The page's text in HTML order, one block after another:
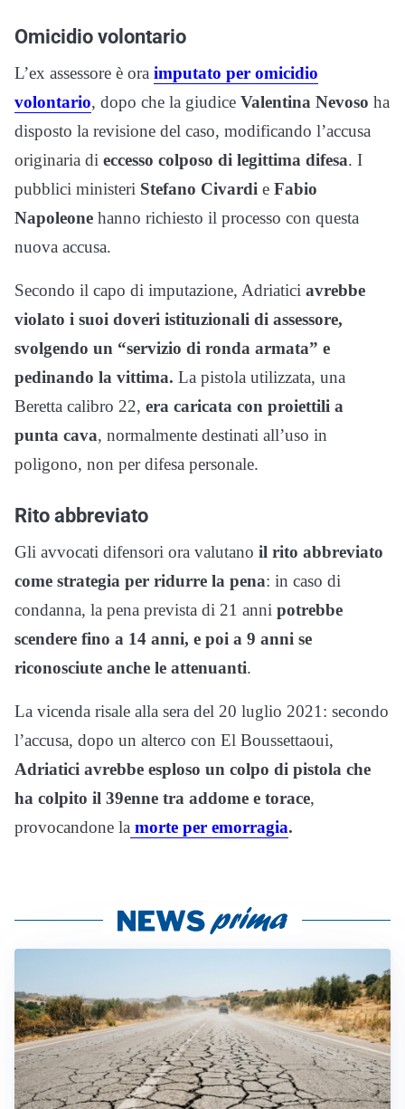
Omicidio volontario
L’ex assessore è ora imputato per omicidio
volontario, dopo che la giudice Valentina Nevoso ha
disposto la revisione del caso, modificando l’accusa
originaria di eccesso colposo di legittima difesa. I
pubblici ministeri Stefano Civardi e Fabio
Napoleone hanno richiesto il processo con questa
nuova accusa.
Secondo il capo di imputazione, Adriatici avrebbe
violato i suoi doveri istituzionali di assessore,
svolgendo un “servizio di ronda armata” e
pedinando la vittima. La pistola utilizzata, una
Beretta calibro 22, era caricata con proiettili a
punta cava, normalmente destinati all’uso in
poligono, non per difesa personale.
Rito abbreviato
Gli avvocati difensori ora valutano il rito abbreviato
come strategia per ridurre la pena: in caso di
condanna, la pena prevista di 21 anni potrebbe
scendere fino a 14 anni, e poi a 9 anni se
riconosciute anche le attenuanti.
La vicenda risale alla sera del 20 luglio 2021: secondo
l’accusa, dopo un alterco con El Boussettaoui,
Adriatici avrebbe esploso un colpo di pistola che
ha colpito il 39enne tra addome e torace,
provocandone la morte per emorragia.